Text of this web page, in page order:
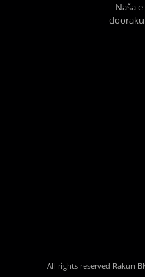
Naša
All rights reserved Rakun